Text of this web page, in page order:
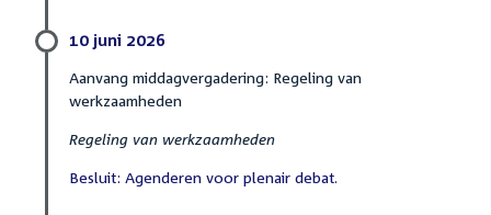
10 juni 2026
Aanvang middagvergadering: Regeling van
werkzaamheden
Regeling van werkzaamheden
Besluit: Agenderen voor plenair debat.